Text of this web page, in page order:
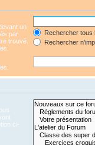
un
par
trouvé.
Rechercher tous
Rechercher
ci-